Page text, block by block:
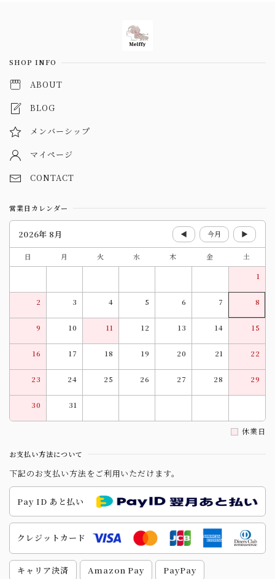
SHOP INFO
ABOUT
BLOG
メンバーシップ
マイページ
CONTACT
営業日カレンダー
2026年 8月 ◀ 今月 ▶
日 月 火 水 木 金
土
1
2 3 4 5 6 7 8
9 10 11 12 13 14 15
16 17 18 19 20 21 22
23 24 25 26 27 28 29
30 31
休業日
お支払い方法について
下記のお支払い方法をご利用いただけます。
Pay ID あと払い
クレジットカード
キャリア決済 Amazon Pay PayPay